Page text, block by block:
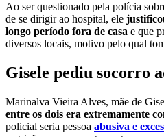
Ao ser questionado pela polícia
de se dirigir ao hospital, ele
longo período fora de casa e que
diversos locais, motivo pelo qual
Gisele pediu socorro
Marinalva Vieira Alves, mãe de
entre os dois era extremamente
policial seria pessoa abusiva e